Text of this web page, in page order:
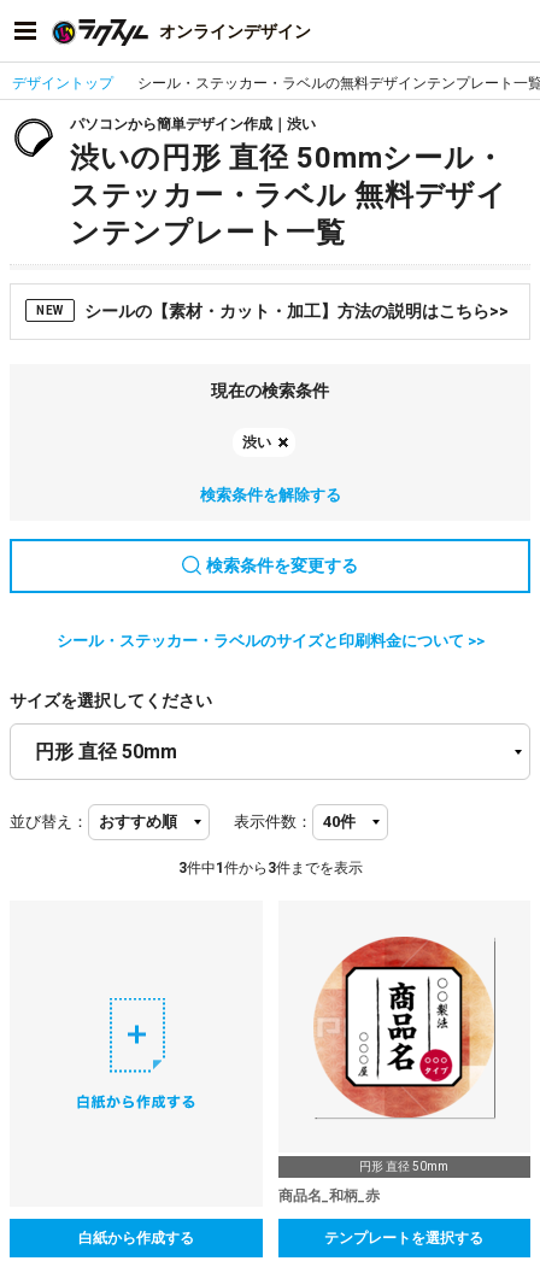
オンラインデザイン
デザイントップ シール・ステッカー・ラベルの無料デザインテンプレート一
パソコンから簡単デザイン作成｜渋い
渋いの円形 直径 50mmシール・
ステッカー・ラベル 無料デザイ
ンテンプレート一覧
NEW シールの【素材・カット・加工】方法の説明はこちら>>
現在の検索条件
渋い
検索条件を解除する
検索条件を変更する
シール・ステッカー・ラベルのサイズと印刷料金について >>
サイズを選択してください
並び替え： 表示件数：
3件中1 件から 3件までを表示
白紙から作成する
円形 直径 50mm
商品名_和柄_赤
テンプレートを選択する